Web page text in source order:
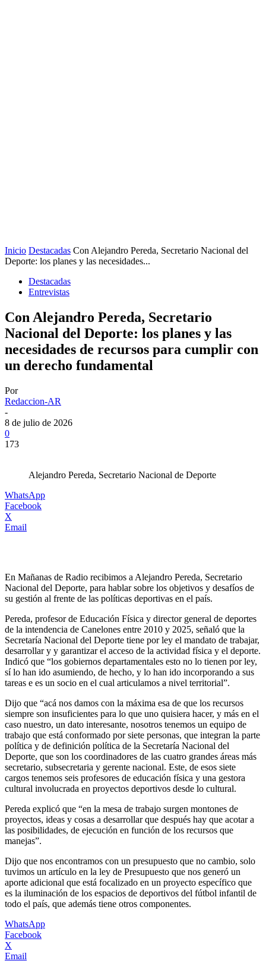
Inicio Destacadas Con Alejandro Pereda, Secretario Nacional del
Deporte: los planes y las necesidades...
Destacadas
Entrevistas
Con Alejandro Pereda, Secretario
Nacional del Deporte: los planes y las
necesidades de recursos para cumplir con
un derecho fundamental
Por
Redaccion-AR
-
8 de julio de 2026
0
173
Alejandro Pereda, Secretario Nacional de Deporte
WhatsApp
Facebook
X
Email
En Mañanas de Radio recibimos a Alejandro Pereda, Secretario
Nacional del Deporte, para hablar sobre los objetivos y desafíos de
su gestión al frente de las políticas deportivas en el país.
Pereda, profesor de Educación Física y director general de deportes
de la intendencia de Canelones entre 2010 y 2025, señaló que la
Secretaría Nacional del Deporte tiene por ley el mandato de trabajar,
desarrollar y y garantizar el acceso de la actividad física y el deporte.
Indicó que “los gobiernos departamentales esto no lo tienen por ley,
sí lo han ido asumiendo, de hecho, y lo han ido incorporando a sus
tareas e es un socio en el cual articulamos a nivel territorial”.
Dijo que “acá nos damos con la máxima esa de que los recursos
siempre son insuficientes para lo que uno quisiera hacer, y más en el
caso nuestro, un dato interesante, nosotros tenemos un equipo de
trabajo que está conformado por siete personas, que integran la parte
política y de definición política de la Secretaría Nacional del
Deporte, que son los coordinadores de las cuatro grandes áreas más
secretario, subsecretaria y gerente nacional. Este, de esos siete
cargos tenemos seis profesores de educación física y una gestora
cultural involucrada en proyectos deportivos desde lo cultural.
Pereda explicó que “en la mesa de trabajo surgen montones de
proyectos, ideas y cosas a desarrollar que después hay que acotar a
las posibilidades, de ejecución en función de los recursos que
manejas”.
Dijo que nos encontramos con un presupuesto que no cambio, solo
tuvimos un artículo en la ley de Presupuesto que nos generó un
aporte adicional que está focalizado en un proyecto específico que
es la iluminación de los espacios de deportivos del fútbol infantil de
todo el país, que además tiene otros componentes.
WhatsApp
Facebook
X
Email